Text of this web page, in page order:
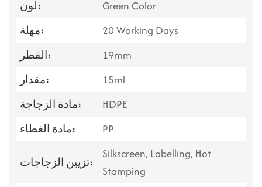
لون:
Green Color
مهلة:
20 Working Days
القطر:
19mm
مقدار:
15ml
مادة الزجاجة:
HDPE
مادة الغطاء:
PP
تزيين الزجاجات:
Silkscreen, Labelling, Hot
Stamping